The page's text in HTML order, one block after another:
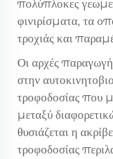
πολύπλοκες
φινιρίσματα, τα
τροχιάς και
Οι αρχές
στην
τροφοδοσίας που
μεταξύ
θυσιάζεται η
τροφοδοσίας